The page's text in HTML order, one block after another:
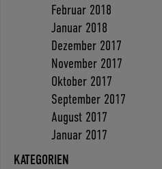
Februar 2018
Januar 2018
Dezember 2017
November 2017
Oktober 2017
September 2017
August 2017
Januar 2017
KATEGORIEN